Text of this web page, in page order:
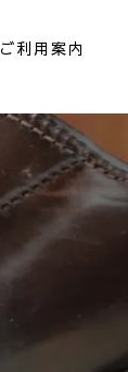
ご利用案内